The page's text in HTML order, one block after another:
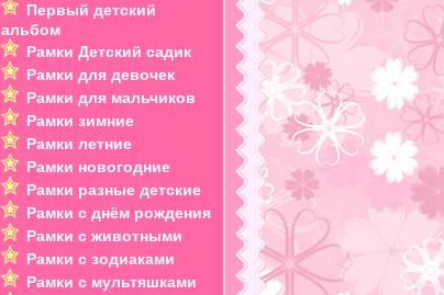
Первый детский
альбом
Рамки Детский садик
Рамки для девочек
Рамки для мальчиков
Рамки зимние
Рамки летние
Рамки новогодние
Рамки разные детские
Рамки с днём рождения
Рамки с животными
Рамки с зодиаками
Рамки с мультяшками